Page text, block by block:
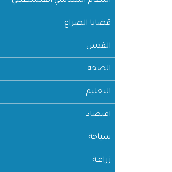
قضايا الصراع
القدس
الصحة
التعليم
اقتصاد
سياحة
زراعـة